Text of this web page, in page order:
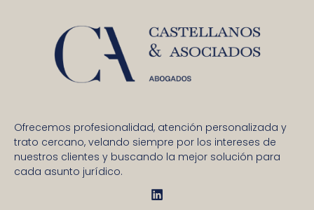
Ofrecemos profesionalidad, atención personalizada y
trato cercano, velando siempre por los intereses de
nuestros clientes y buscando la mejor solución para
cada asunto jurídico.